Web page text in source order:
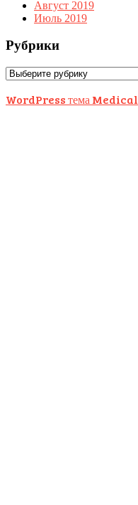
Август 2019
Июль 2019
Рубрики
Рубрики
WordPress тема Medical